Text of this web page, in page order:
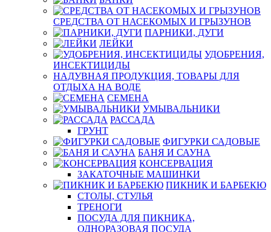
СРЕДСТВА ОТ НАСЕКОМЫХ И ГРЫЗУНОВ
ПАРНИКИ, ДУГИ
ЛЕЙКИ
УДОБРЕНИЯ,
ИНСЕКТИЦИДЫ
НАДУВНАЯ ПРОДУКЦИЯ, ТОВАРЫ ДЛЯ
ОТДЫХА НА ВОДЕ
СЕМЕНА
УМЫВАЛЬНИКИ
РАССАДА
ГРУНТ
ФИГУРКИ САДОВЫЕ
БАНЯ И САУНА
КОНСЕРВАЦИЯ
ЗАКАТОЧНЫЕ МАШИНКИ
ПИКНИК И БАРБЕКЮ
СТОЛЫ, СТУЛЬЯ
ТРЕНОГИ
ПОСУДА ДЛЯ ПИКНИКА,
ОДНОРАЗОВАЯ ПОСУДА